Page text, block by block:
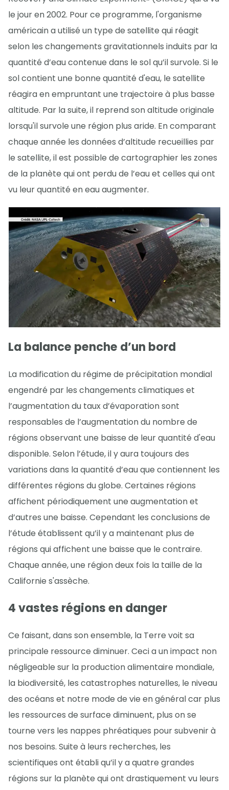
le jour en 2002. Pour ce programme, l'organisme
américain a utilisé un type de satellite qui réagit
selon les changements gravitationnels induits par la
quantité d’eau contenue dans le sol qu’il survole. Si le
sol contient une bonne quantité d'eau, le satellite
réagira en empruntant une trajectoire à plus basse
altitude. Par la suite, il reprend son altitude originale
lorsqu'il survole une région plus aride. En comparant
chaque année les données d’altitude recueillies par
le satellite, il est possible de cartographier les zones
de la planète qui ont perdu de l’eau et celles qui ont
vu leur quantité en eau augmenter.
La balance penche d’un bord
La modification du régime de précipitation mondial
engendré par les changements climatiques et
l’augmentation du taux d’évaporation sont
responsables de l’augmentation du nombre de
régions observant une baisse de leur quantité d'eau
disponible. Selon l’étude, il y aura toujours des
variations dans la quantité d’eau que contiennent les
différentes régions du globe. Certaines régions
affichent périodiquement une augmentation et
d’autres une baisse. Cependant les conclusions de
l’étude établissent qu’il y a maintenant plus de
régions qui affichent une baisse que le contraire.
Chaque année, une région deux fois la taille de la
Californie s'assèche.
4 vastes régions en danger
Ce faisant, dans son ensemble, la Terre voit sa
principale ressource diminuer. Ceci a un impact non
négligeable sur la production alimentaire mondiale,
la biodiversité, les catastrophes naturelles, le niveau
des océans et notre mode de vie en général car plus
les ressources de surface diminuent, plus on se
tourne vers les nappes phréatiques pour subvenir à
nos besoins. Suite à leurs recherches, les
scientifiques ont établi qu’il y a quatre grandes
régions sur la planète qui ont drastiquement vu leurs